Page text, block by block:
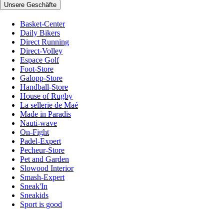
Unsere Geschäfte
Basket-Center
Daily Bikers
Direct Running
Direct-Volley
Espace Golf
Foot-Store
Galopp-Store
Handball-Store
House of Rugby
La sellerie de Maé
Made in Paradis
Nauti-wave
On-Fight
Padel-Expert
Pecheur-Store
Pet and Garden
Slowood Interior
Smash-Expert
Sneak'In
Sneakids
Sport is good